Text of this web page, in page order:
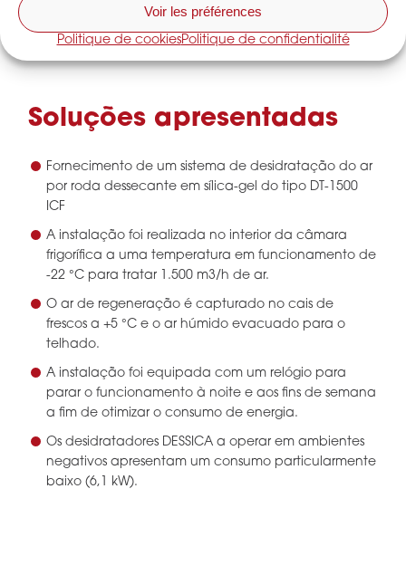
Voir les préférences
Politique de cookiesPolitique de confidentialité
legibilidade dos códigos de barras
Soluções apresentadas
Fornecimento de um sistema de desidratação do ar
por roda dessecante em sílica-gel do tipo DT-1500
ICF
A instalação foi realizada no interior da câmara
frigorífica a uma temperatura em funcionamento de
-22 °C para tratar 1.500 m3/h de ar.
O ar de regeneração é capturado no cais de
frescos a +5 °C e o ar húmido evacuado para o
telhado.
A instalação foi equipada com um relógio para
parar o funcionamento à noite e aos fins de semana
a fim de otimizar o consumo de energia.
Os desidratadores DESSICA a operar em ambientes
negativos apresentam um consumo particularmente
baixo (6,1 kW).